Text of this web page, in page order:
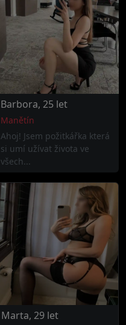
Barbora, 25 let
Manětín
Ahoj! Jsem požitkářka která
si umí užívat života ve
všech...
Marta, 29 let